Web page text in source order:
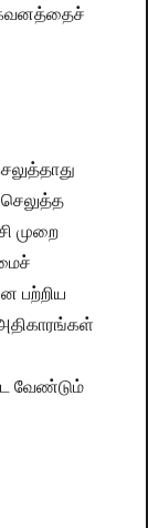
கவனத்தைச்
முறை
பற்றிய
வேண்டும்